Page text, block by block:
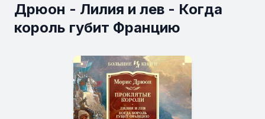
Дрюон - Лилия и лев - Когда
король губит Францию